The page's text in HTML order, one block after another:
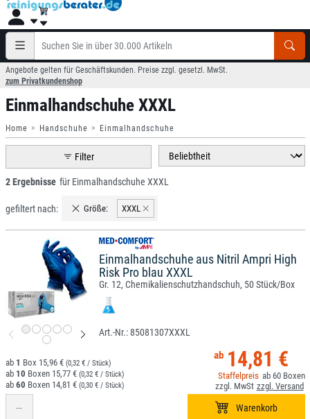
Angebote gelten für Geschäftskunden. Preise zzgl. gesetzl. MwSt.
zum Privatkundenshop
Einmalhandschuhe XXXL
Home Handschuhe Einmalhandschuhe
Filter
2 Ergebnisse für Einmalhandschuhe XXXL
gefiltert nach: Größe: XXXL
Einmalhandschuhe aus Nitril Ampri High
Risk Pro blau XXXL
Gr. 12, Chemikalienschutzhandschuh, 50 Stück/Box
85081307XXXL
14,81 €
60
1 15,96 € (0,32 € / Stück)
10 15,77 € (0,32 € / Stück)
60 14,81 € (0,30 € / Stück)